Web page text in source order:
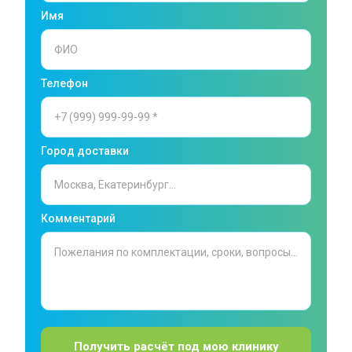
Имя
Телефон
Город доставки
Комментарий
Получить расчёт под мою клинику